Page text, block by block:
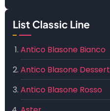
List Classic Line
Antico Blasone Bianco
Antico Blasone Dessert
Antico Blasone Rosso